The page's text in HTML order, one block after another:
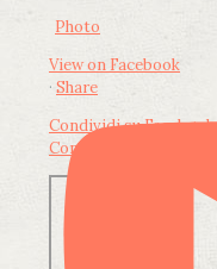
Photo
View on Facebook
· Share
Condividi su Facebook
Condividi su LinkedIn